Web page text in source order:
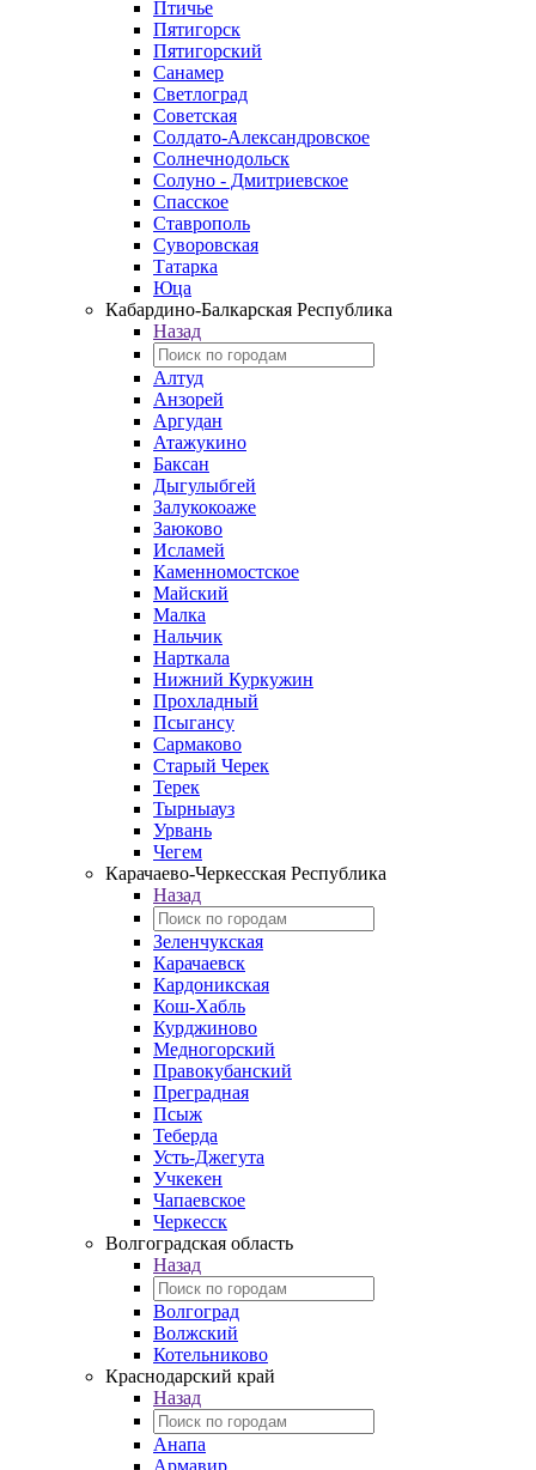
Птичье
Пятигорск
Пятигорский
Санамер
Светлоград
Советская
Солдато-Александровское
Солнечнодольск
Солуно - Дмитриевское
Спасское
Ставрополь
Суворовская
Татарка
Юца
Кабардино‑Балкарская Республика
Назад
Алтуд
Анзорей
Аргудан
Атажукино
Баксан
Дыгулыбгей
Залукокоаже
Заюково
Исламей
Каменномостское
Майский
Малка
Нальчик
Нарткала
Нижний Куркужин
Прохладный
Псыгансу
Сармаково
Старый Черек
Терек
Тырныауз
Урвань
Чегем
Карачаево-Черкесская Республика
Назад
Зеленчукская
Карачаевск
Кардоникская
Кош-Хабль
Курджиново
Медногорский
Правокубанский
Преградная
Псыж
Теберда
Усть-Джегута
Учкекен
Чапаевское
Черкесск
Волгоградская область
Назад
Волгоград
Волжский
Котельниково
Краснодарский край
Назад
Анапа
Армавир